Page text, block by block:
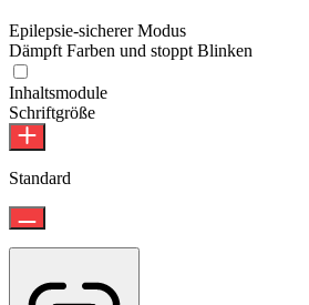
Epilepsie-sicherer Modus
Dämpft Farben und stoppt Blinken
Inhaltsmodule
Schriftgröße
Standard